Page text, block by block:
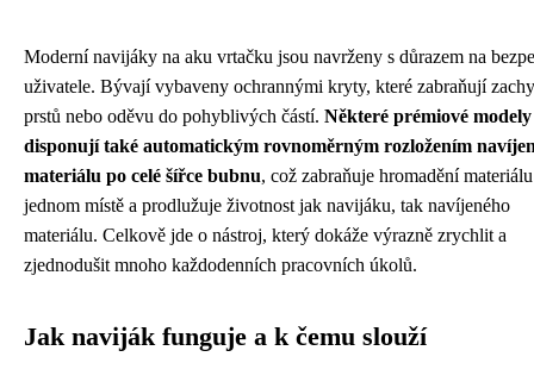
Moderní navijáky na aku vrtačku jsou navrženy s důrazem na
uživatele. Bývají vybaveny ochrannými kryty, které zabraňují
prstů nebo oděvu do pohyblivých částí. Některé prémiové modely
disponují také automatickým rovnoměrným rozložením
materiálu po celé šířce bubnu, což zabraňuje hromadění
jednom místě a prodlužuje životnost jak navijáku, tak navíjeného
materiálu. Celkově jde o nástroj, který dokáže výrazně zrychlit a
zjednodušit mnoho každodenních pracovních úkolů.
Jak naviják funguje a k čemu slouží